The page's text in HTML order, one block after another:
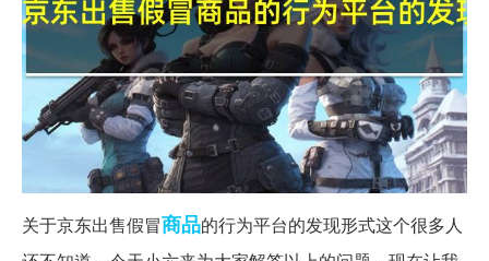
关于京东出售假冒商品的行为平台的发现形式这个很多人